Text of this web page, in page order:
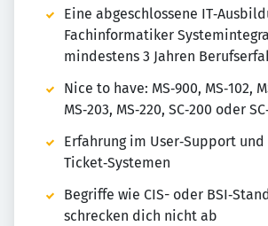
Eine abgeschlossene
Fachinformatiker
mindestens 3 Jahren
Nice to have: MS‑900, MS‑102,
MS‑203, MS‑220, SC‑200 oder
Erfahrung im User‑Support
Ticket‑Systemen
Begriffe wie CIS- oder
schrecken dich nicht ab